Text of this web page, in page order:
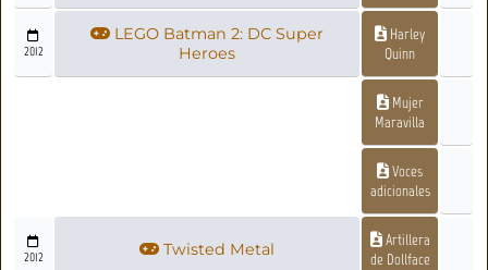
2012
LEGO Batman 2: DC Super
Heroes
Harley
Quinn
Mujer
Maravilla
Voces
adicionales
2012 Twisted Metal
Artillera
de Dollface